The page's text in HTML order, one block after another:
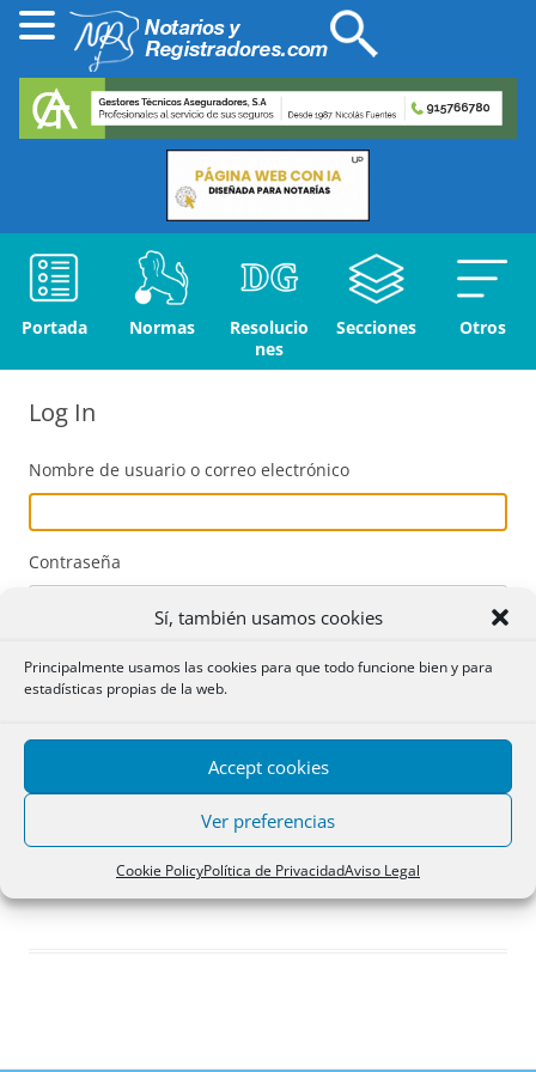
Sí, también usamos cookies
Principalmente usamos las cookies para que todo funcione bien y para
estadísticas propias de la web.
Accept cookies
Ver preferencias
Cookie PolicyPolítica de PrivacidadAviso Legal
Portada Normas
Resolucio
nes
Secciones Otros
Log In
Nombre de usuario o correo electrónico
Contraseña
Acceder
Registro
¿Has olvidado tu contraseña?